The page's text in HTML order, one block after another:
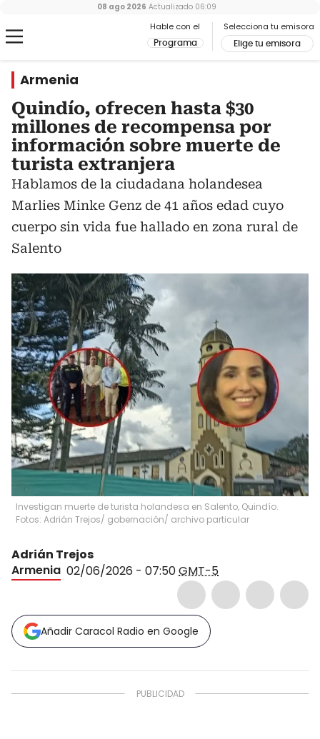
Hable con el
Programa
Selecciona tu emisora
Elige tu emisora
08 ago 2026 Actualizado 06:09
Armenia
Quindío, ofrecen hasta $30
millones de recompensa por
información sobre muerte de
turista extranjera
Hablamos de la ciudadana holandesea
Marlies Minke Genz de 41 años edad cuyo
cuerpo sin vida fue hallado en zona rural de
Salento
Investigan muerte de turista holandesa en Salento, Quindío.
Fotos: Adrián Trejos/ gobernación/ archivo particular
Adrián Trejos
Armenia 02/06/2026 - 07:50GMT-5
Añadir Caracol Radio en Google